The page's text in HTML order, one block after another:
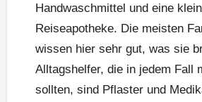
Handwaschmittel und eine
Reiseapotheke. Die meisten
wissen hier sehr gut, was sie
Alltagshelfer, die in jedem Fall
sollten, sind Pflaster und